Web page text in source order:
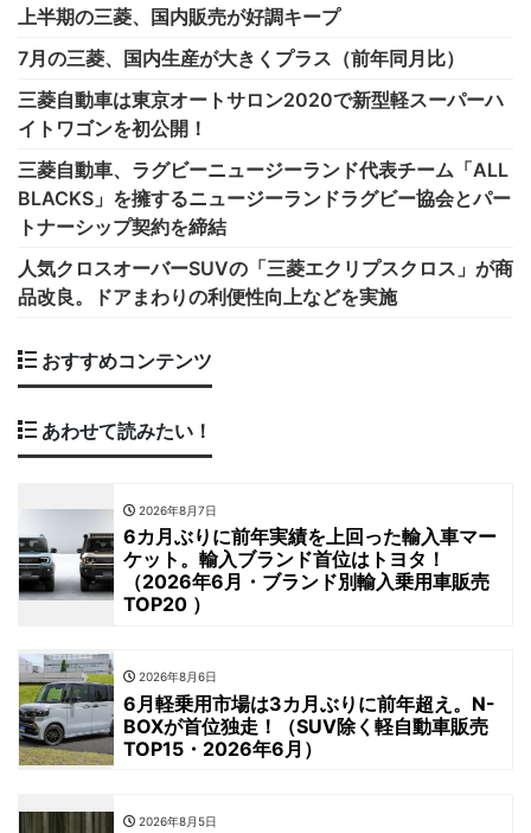
上半期の三菱、国内販売が好調キープ
7月の三菱、国内生産が大きくプラス（前年同月比）
三菱自動車は東京オートサロン2020で新型軽スーパーハ
イトワゴンを初公開！
三菱自動車、ラグビーニュージーランド代表チーム「ALL
BLACKS」を擁するニュージーランドラグビー協会とパー
トナーシップ契約を締結
人気クロスオーバーSUVの「三菱エクリプスクロス」が商
品改良。ドアまわりの利便性向上などを実施
おすすめコンテンツ
あわせて読みたい！
2026年8月7日
6カ月ぶりに前年実績を上回った輸入車マー
ケット。輸入ブランド首位はトヨタ！
（2026年6月・ブランド別輸入乗用車販売
TOP20 ）
2026年8月6日
6月軽乗用市場は3カ月ぶりに前年超え。N-
BOXが首位独走！（SUV除く軽自動車販売
TOP15・2026年6月）
2026年8月5日